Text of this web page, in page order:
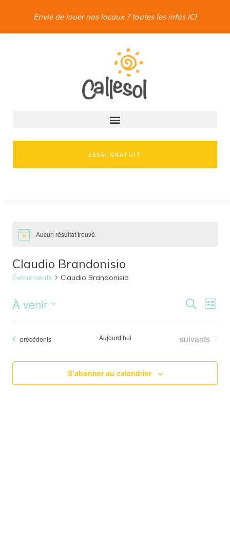
Envie de louer nos locaux ? toutes les infos ICI
ESSAI GRATUIT
Aucun résultat trouvé.
Claudio Brandonisio
Évènements Claudio Brandonisio
Recherche
de
Liste
À venir
date.
Évènements
précédents Aujourd’hui Évènements
suivants
S’abonner au calendrier